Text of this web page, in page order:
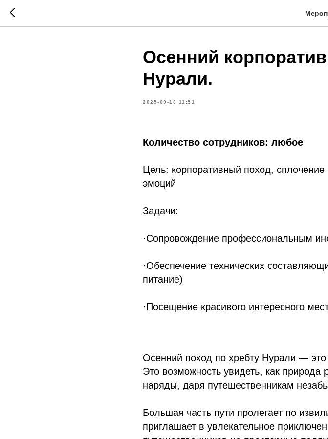
Осенний
Нурали.
2025-09-18 11:51
Количество сотрудников: любое
Цель: корпоративный поход,
эмоций
Задачи:
·Сопровождение профессиональным
·Обеспечение технических
питание)
·Посещение красивого интересного
Осенний поход по хребту Нурали —
Это возможность увидеть, как
наряды, даря путешественникам
Большая часть пути пролегает по
приглашает в увлекательное